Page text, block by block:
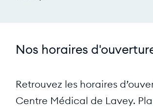
Nos horaires
Retrouvez les horaires
Centre Médical de Lavey.